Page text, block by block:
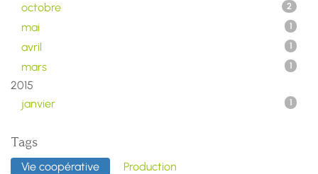
octobre 2
mai 1
avril 1
mars 1
2015
janvier
1
Tags
Vie coopérative
Production